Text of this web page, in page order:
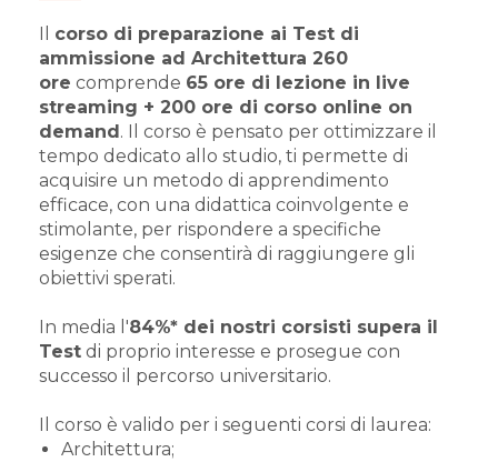
corso di preparazione ai Test di
ammissione ad Architettura 260
ore comprende 65 ore di lezione in live
streaming + 200 ore di corso online on
demand . Il corso è pensato per ottimizzare il
tempo dedicato allo studio, ti permette di
acquisire un metodo di apprendimento
efficace, con una didattica coinvolgente e
stimolante, per rispondere a specifiche
esigenze che consentirà di raggiungere gli
obiettivi sperati.
In media l'84%* dei nostri corsisti supera il
Test di proprio interesse e prosegue con
successo il percorso universitario.
Il corso è valido per i seguenti corsi di laurea:
Architettura;